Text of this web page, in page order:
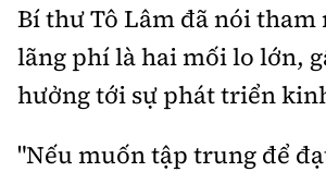
Bí thư Tô Lâm đã nói tham
lãng phí là hai mối lo lớn,
hưởng tới sự phát triển
"Nếu muốn tập trung để